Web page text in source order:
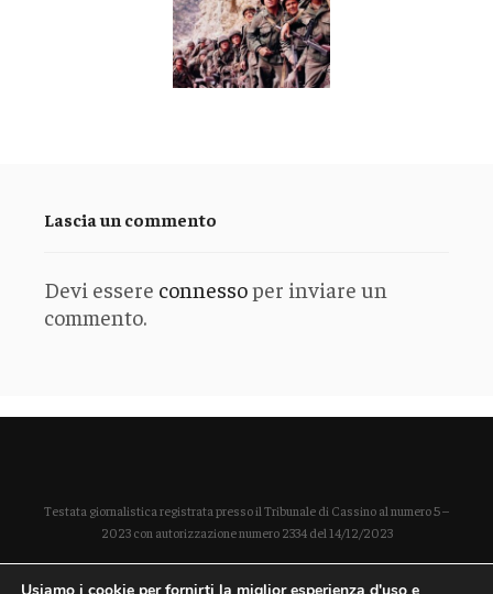
Lascia un commento
Devi essere connessoper inviare un
commento.
Testata giornalistica registrata presso il Tribunale di Cassino al numero 5 –
2023 con autorizzazione numero 2334 del 14/12/2023
Direttore responsabile Paola Enrica Polidoro